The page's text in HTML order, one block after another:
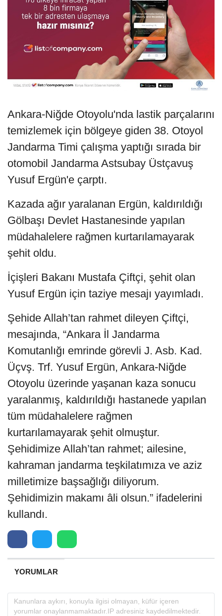
Ankara-Niğde Otoyolu'nda lastik parçalarını
temizlemek için bölgeye giden 38. Otoyol
Jandarma Timi çalışma yaptığı sırada bir
otomobil Jandarma Astsubay Üstçavuş
Yusuf Ergün'e çarptı.
Kazada ağır yaralanan Ergün, kaldırıldığı
Gölbaşı Devlet Hastanesinde yapılan
müdahalelere rağmen kurtarılamayarak
şehit oldu.
İçişleri Bakanı Mustafa Çiftçi, şehit olan
Yusuf Ergün için taziye mesajı yayımladı.
Şehide Allah’tan rahmet dileyen Çiftçi,
mesajında, “Ankara İl Jandarma
Komutanlığı emrinde görevli J. Asb. Kad.
Üçvş. Trf. Yusuf Ergün, Ankara-Niğde
Otoyolu üzerinde yaşanan kaza sonucu
yaralanmış, kaldırıldığı hastanede yapılan
tüm müdahalelere rağmen
kurtarılamayarak şehit olmuştur.
Şehidimize Allah’tan rahmet; ailesine,
kahraman jandarma teşkilatımıza ve aziz
milletimize başsağlığı diliyorum.
Şehidimizin makamı âli olsun.” ifadelerini
kullandı.
YORUMLAR